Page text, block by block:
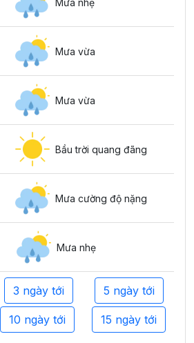
Mưa nhẹ
Mưa vừa
Mưa vừa
Bầu trời quang đãng
Mưa cường độ nặng
Mưa nhẹ
3 ngày tới 5 ngày tới
10 ngày tới 15 ngày tới